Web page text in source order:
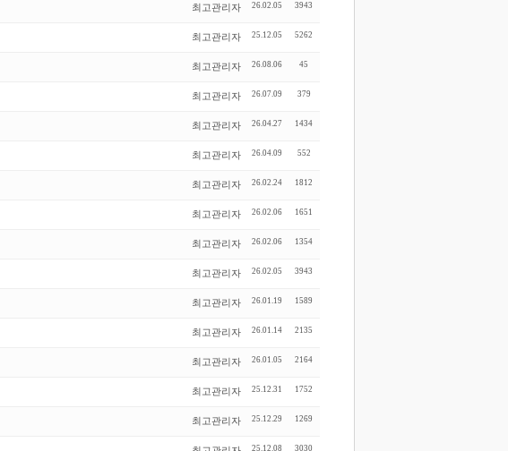
최고관리자 26.02.05 3943
최고관리자 25.12.05 5262
최고관리자 26.08.06 45
최고관리자 26.07.09 379
최고관리자 26.04.27 1434
최고관리자 26.04.09 552
최고관리자 26.02.24 1812
최고관리자 26.02.06 1651
최고관리자 26.02.06 1354
최고관리자 26.02.05 3943
최고관리자 26.01.19 1589
최고관리자 26.01.14 2135
최고관리자 26.01.05 2164
최고관리자 25.12.31 1752
최고관리자 25.12.29 1269
25.12.08 3030